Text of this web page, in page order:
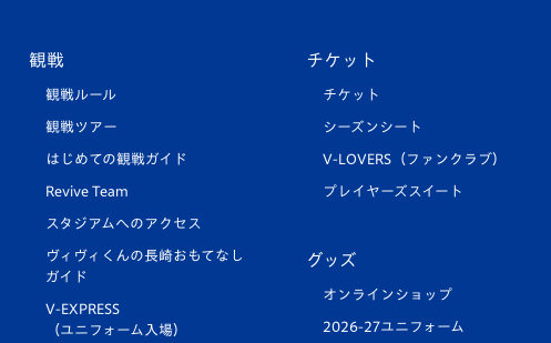
観戦
観戦ルール
観戦ツアー
はじめての観戦ガイド
Revive Team
スタジアムへのアクセス
ヴィヴィくんの長崎おもてなし
ガイド
V-EXPRESS
（ユニフォーム入場）
チケット
チケット
シーズンシート
V-LOVERS（ファンクラブ）
プレイヤーズスイート
グッズ
オンラインショップ
2026-27ユニフォーム